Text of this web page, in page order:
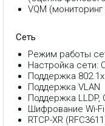
VQM
Сеть
Режим работы
Настройка сети:
Поддержка 802.1x
Поддержка VLAN
Поддержка LLDP,
Шифрование Wi-
RTCP-XR